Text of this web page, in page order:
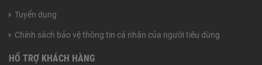
Tuyển dụng
Chính sách bảo vệ thông tin cá nhân của người tiêu dùng
HỔ TRỢ KHÁCH HÀNG